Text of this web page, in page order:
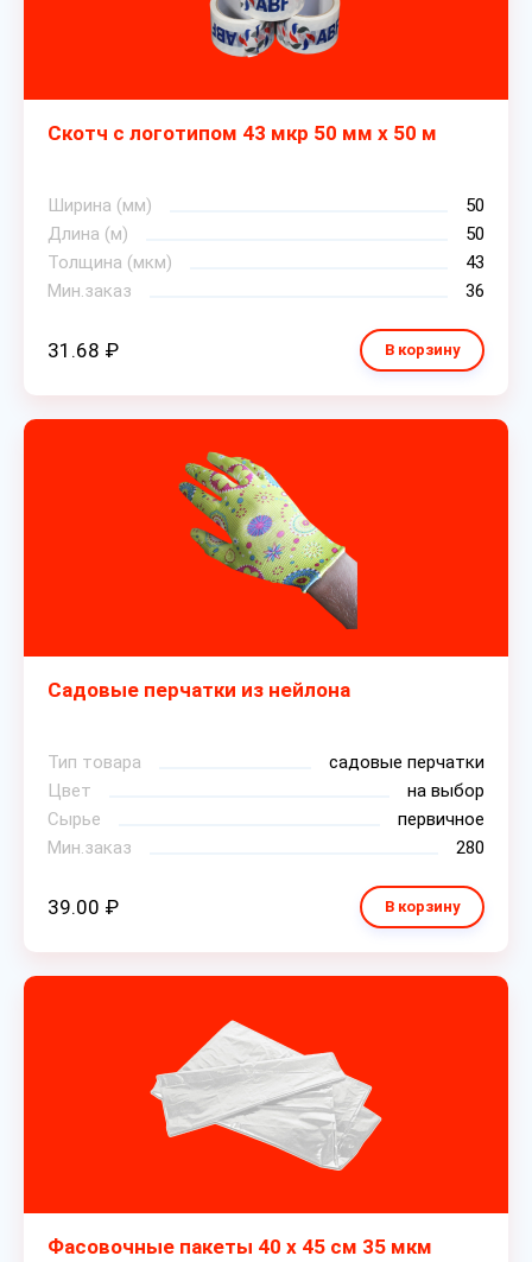
Скотч с логотипом 43 мкр 50 мм х 50 м
Ширина (мм)
50
Длина (м)
50
Толщина (мкм)
43
Мин.заказ
36
31.68 ₽ В корзину
Садовые перчатки из нейлона
Тип товара
садовые перчатки
Цвет
на выбор
Сырье
первичное
Мин.заказ
280
39.00 ₽ В корзину
Фасовочные пакеты 40 х 45 см 35 мкм